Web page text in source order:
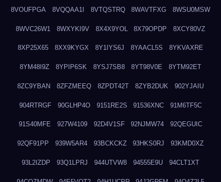
8VOUFPGA 8VQQAA1I 8VTQSTRQ 8WAVTFXG 8WSU0MSW
8WVC26W1 8WXYKI9V 8X4X9YOL 8X79OPDP 8XCY80VZ
8XP25X65 8XX9KYGX 8Y1IYS6J 8YAACL5S 8YKVAXRE
8YM48I9Z 8YPIP6SK 8YSJ7SB8 8YT98V0E 8YTM92ET
8ZC9YBAN 8ZFZMEEQ 8ZPDT42T 8ZYB2DUK 902YJAIU
904RTRGF 90GLHP4O 9151RE2S 91536XNC 91M6TF5C
91S40MFE 927W4109 92D4V1SF 92NJMW74 92QEGUIC
92QF91PP 939W5AR4 93BCKCKZ 93HKS0RJ 93KMD0XZ
93L2IZDP 93Q1LPRJ 944UTVW8 94555E9U 94CLT1XT